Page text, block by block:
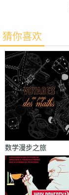
猜你喜欢
数学漫步之旅